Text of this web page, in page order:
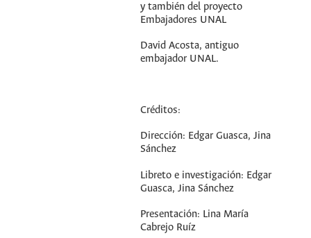
y también del proyecto
Embajadores UNAL
David Acosta, antiguo
embajador UNAL.
Créditos:
Dirección: Edgar Guasca, Jina
Sánchez
Libreto e investigación: Edgar
Guasca, Jina Sánchez
Presentación: Lina María
Cabrejo Ruíz